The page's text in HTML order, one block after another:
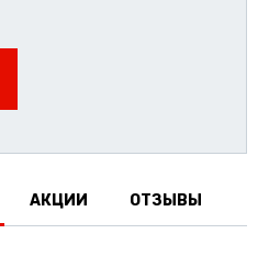
АКЦИИ ОТЗЫВЫ